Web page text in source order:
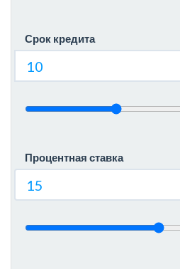
Срок кредита
Процентная ставка